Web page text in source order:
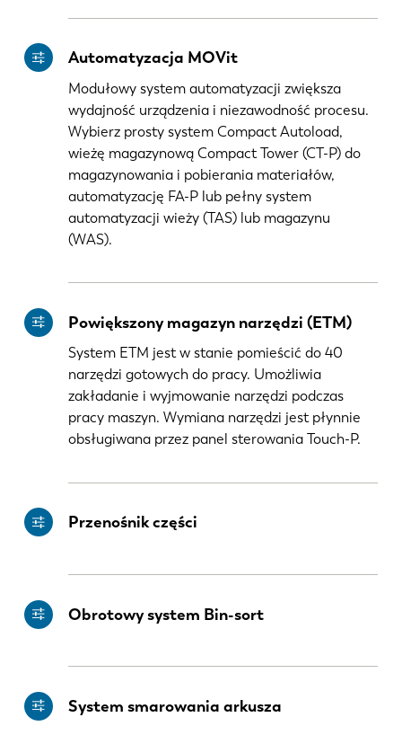
Automatyzacja MOVit
Modułowy system automatyzacji zwiększa
wydajność urządzenia i niezawodność procesu.
Wybierz prosty system Compact Autoload,
wieżę magazynową Compact Tower (CT-P) do
magazynowania i pobierania materiałów,
automatyzację FA-P lub pełny system
automatyzacji wieży (TAS) lub magazynu
(WAS).
Powiększony magazyn narzędzi (ETM)
System ETM jest w stanie pomieścić do 40
narzędzi gotowych do pracy. Umożliwia
zakładanie i wyjmowanie narzędzi podczas
pracy maszyn. Wymiana narzędzi jest płynnie
obsługiwana przez panel sterowania Touch-P.
Przenośnik części
Obrotowy system Bin-sort
System smarowania arkusza